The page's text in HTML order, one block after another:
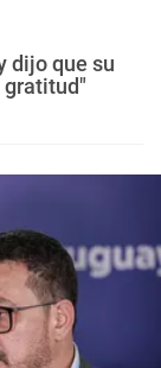
dijo que su
gratitud"